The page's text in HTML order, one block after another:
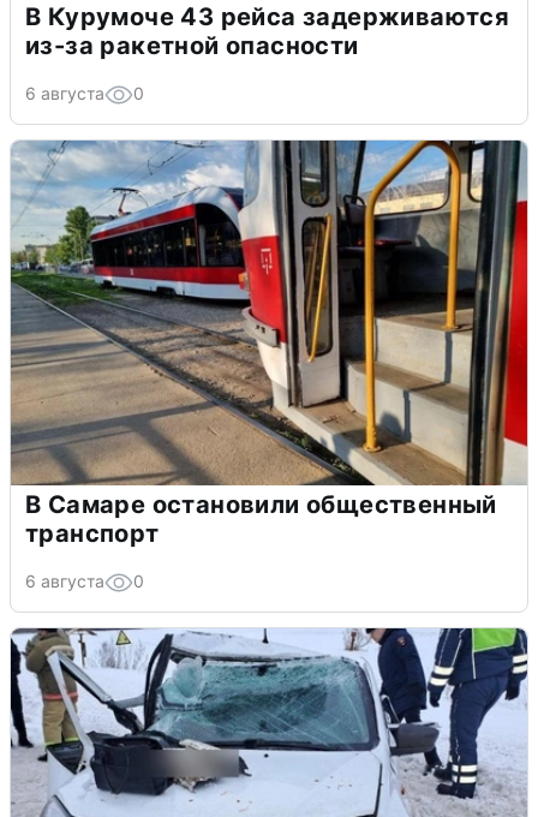
В Курумоче 43 рейса задерживаются
из-за ракетной опасности
6 августа 0
В Самаре остановили общественный
транспорт
6 августа 0